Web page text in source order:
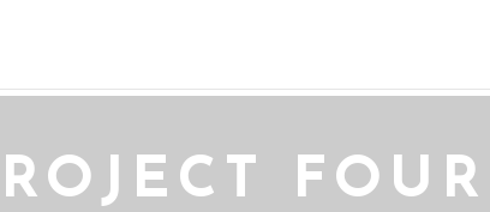
FOUR